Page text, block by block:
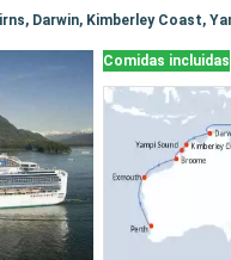
Darwin, Kimberley Coast,
Comidas incluidas